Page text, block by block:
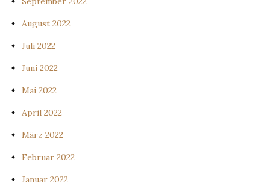
August 2022
Juli 2022
Juni 2022
Mai 2022
April 2022
März 2022
Februar 2022
Januar 2022